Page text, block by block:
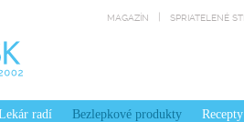
MAGAZÍN SPRIATELENÉ
radí Bezlepkové produkty Recepty